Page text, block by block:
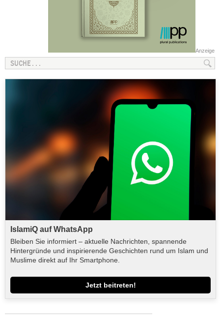
Anzeige
IslamiQ auf WhatsApp
Bleiben Sie informiert – aktuelle Nachrichten, spannende
Hintergründe und inspirierende Geschichten rund um Islam und
Muslime direkt auf Ihr Smartphone.
Jetzt beitreten!